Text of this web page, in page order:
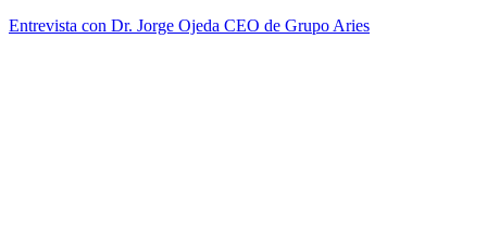
Entrevista con Dr. Jorge Ojeda CEO de Grupo Aries